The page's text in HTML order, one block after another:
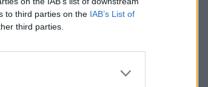
to third parties on the IAB’s List of
third parties.
Párt elnökjelölti címéért, azt
elnök elmondta, hogy „sokkal
korábbi kampányrendezvényeit...